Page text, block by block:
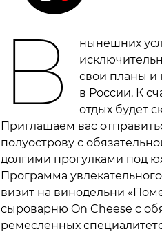
В
нынешних
свои планы и
в России. К
отдых будет
Приглашаем вас
полуострову с
долгими прогулками под
Программа
визит на винодельни
сыроварню On Cheese с
ремесленных